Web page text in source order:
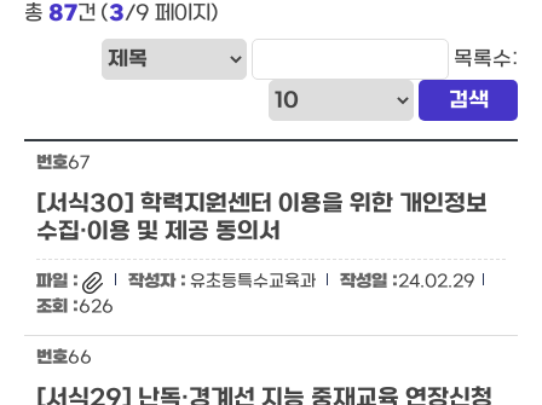
총 87건 (3/9 페이지)
목록수:
67
[서식30] 학력지원센터 이용을 위한 개인정보
수집·이용 및 제공 동의서
유초등특수교육과
24.02.29
626
66